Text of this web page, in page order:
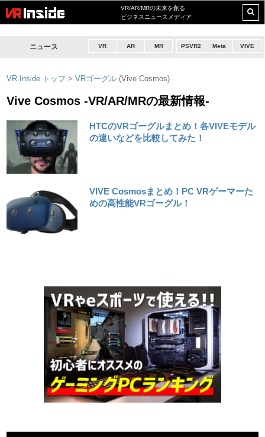
VR/AR/MRの未来を創る
ビジネスニュースメディア
ニュース VR AR MR PSVR2 Meta VIVE
VR Inside トップ >VRゴーグル (Vive Cosmos)
Vive Cosmos -VR/AR/MRの最新情報-
HTCのVRゴーグルまとめ！各VIVEモデル
の違いなどを比較してみた！
VIVE Cosmosまとめ！PC VRゲーマーた
めの高性能VRゴーグル！